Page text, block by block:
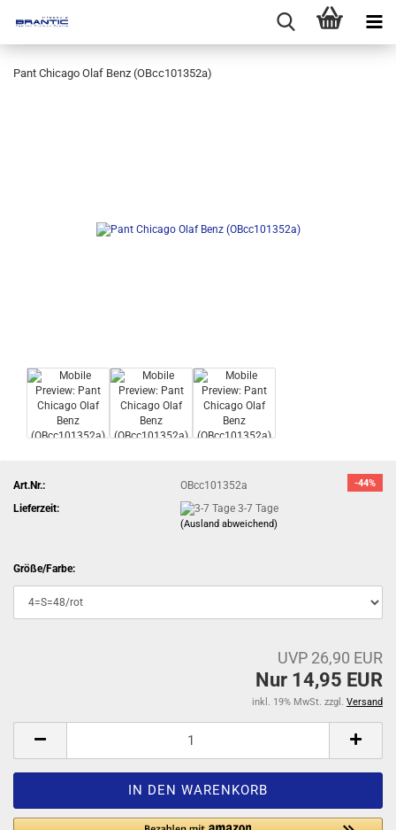
Pant Chicago Olaf Benz (OBcc101352a)
-44%
Art.Nr.:
OBcc101352a
Lieferzeit:
3-7 Tage
(Ausland abweichend)
Größe/Farbe:
UVP 26,90 EUR
Nur 14,95 EUR
inkl. 19% MwSt. zzgl. Versand